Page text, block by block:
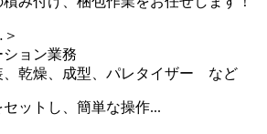
ション業務
乾燥、成型、パレタイザー など
ットし、簡単な操作...